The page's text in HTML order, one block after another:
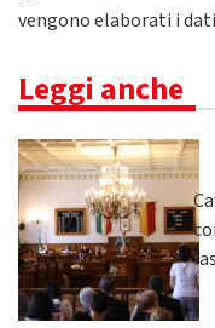
vengono elaborati i
Leggi anche